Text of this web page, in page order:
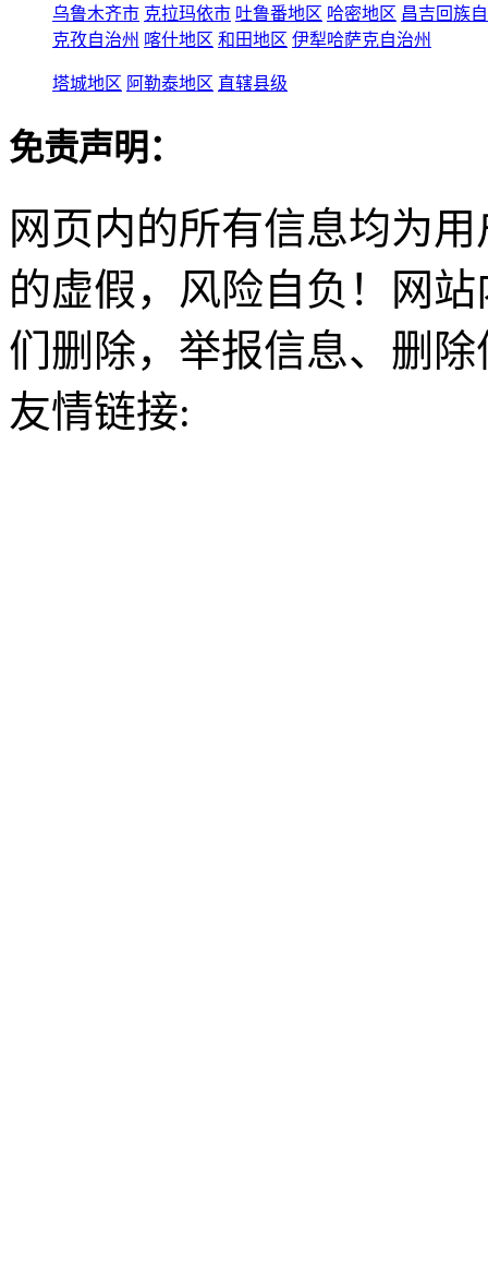
乌鲁木齐市 克拉玛依市 吐鲁番地区 哈密地区 昌吉回族
克孜自治州 喀什地区 和田地区 伊犁哈萨克自治州
塔城地区 阿勒泰地区 直辖县级
免责声明：
网页内的所有信息均为
的虚假，风险自负！网
们删除，举报信息、删
友情链接: